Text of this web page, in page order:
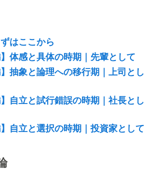
ずはここから
】体感と具体の時期｜先輩として
】抽象と論理への移行期｜上司とし
】自立と試行錯誤の時期｜社長とし
】自立と選択の時期｜投資家として